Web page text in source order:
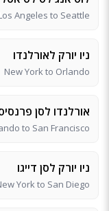
Angeles to Seattle
ניו יורק לאורלנדו
New York to Orlando
אורלנדו לסן
to San Francisco
ניו יורק לסן דייגו
York to San Diego